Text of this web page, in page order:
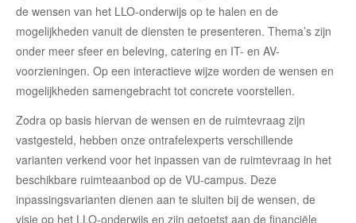
de wensen van het LLO-onderwijs op te halen en de
mogelijkheden vanuit de diensten te presenteren. Thema’s zijn
onder meer sfeer en beleving, catering en IT- en AV-
voorzieningen. Op een interactieve wijze worden de wensen en
mogelijkheden samengebracht tot concrete voorstellen.
Zodra op basis hiervan de wensen en de ruimtevraag zijn
vastgesteld, hebben onze ontrafelexperts verschillende
varianten verkend voor het inpassen van de ruimtevraag in het
beschikbare ruimteaanbod op de VU-campus. Deze
inpassingsvarianten dienen aan te sluiten bij de wensen, de
visie op het LLO-onderwijs en zijn getoetst aan de financiële